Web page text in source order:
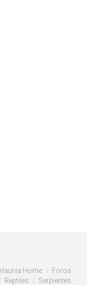
Home
Foros
Reptiles
Serpientes